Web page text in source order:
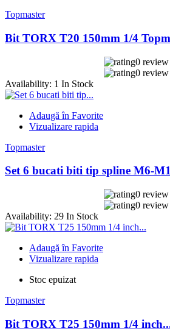
Topmaster
Bit TORX T20 150mm 1/4
0 review
0 review
Availability: 1 In Stock
Adaugă în Favorite
Vizualizare rapida
Topmaster
Set 6 bucati biti tip spline M6-
0 review
0 review
Availability: 29 In Stock
Adaugă în Favorite
Vizualizare rapida
Stoc epuizat
Topmaster
Bit TORX T25 150mm 1/4